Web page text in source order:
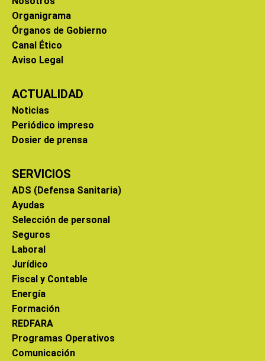
Organigrama
Órganos de Gobierno
Canal Ético
Aviso Legal
ACTUALIDAD
Noticias
Periódico impreso
Dosier de prensa
SERVICIOS
ADS (Defensa Sanitaria)
Ayudas
Selección de personal
Seguros
Laboral
Jurídico
Fiscal y Contable
Energía
Formación
REDFARA
Programas Operativos
Comunicación